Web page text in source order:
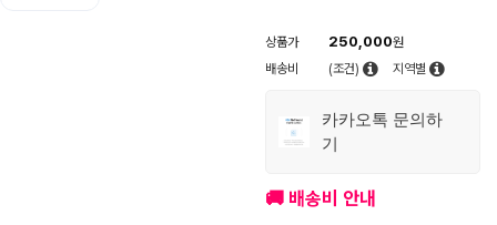
상품가 250,000원
배송비
(조건) 지역별
카카오톡 문의하
기
🚚 배송비 안내